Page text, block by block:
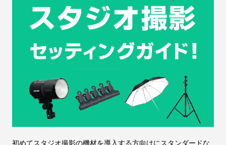
初めてスタジオ撮影の機材を導入する方向けにスタンダードな